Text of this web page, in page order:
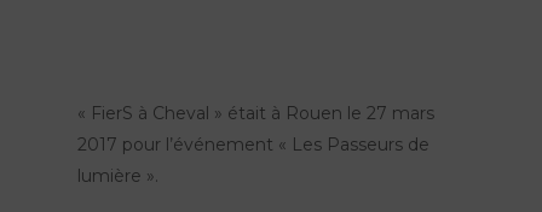
« FierS à Cheval » était à Rouen le 27 mars
2017 pour l’événement « Les Passeurs de
lumière ».